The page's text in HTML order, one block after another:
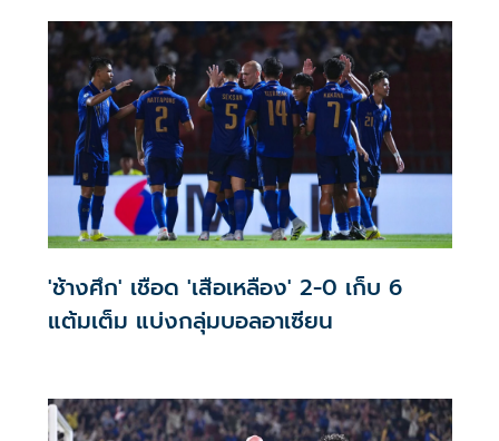
'ช้างศึก' เชือด 'เสือเหลือง' 2-0 เก็บ 6
แต้มเต็ม แบ่งกลุ่มบอลอาเซียน